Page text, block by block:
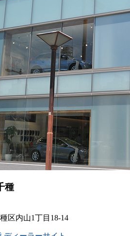
種
区内山1丁目18-14